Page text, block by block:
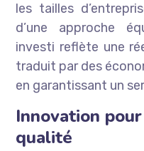
les tailles
d’une approche
investi reflète une
traduit par des
en garantissant un
Innovation
qualité